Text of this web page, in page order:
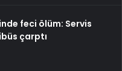
feci ölüm: Servis
çarptı